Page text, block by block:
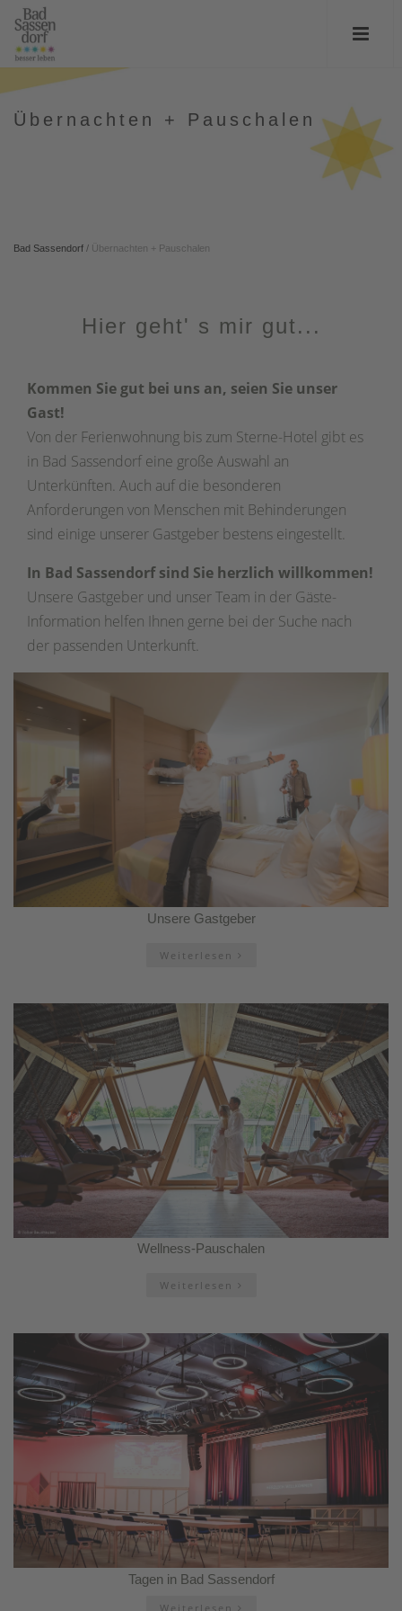
Übernachten + Pauschalen
Bad Sassendorf / Übernachten + Pauschalen
Hier geht' s mir gut...
Kommen Sie gut bei uns an, seien Sie unser
Gast!
Von der Ferienwohnung bis zum Sterne-Hotel gibt es
in Bad Sassendorf eine große Auswahl an
Unterkünften. Auch auf die besonderen
Anforderungen von Menschen mit Behinderungen
sind einige unserer Gastgeber bestens eingestellt.
In Bad Sassendorf sind Sie herzlich willkommen!
Unsere Gastgeber und unser Team in der Gäste-
Information helfen Ihnen gerne bei der Suche nach
der passenden Unterkunft.
Unsere Gastgeber
Weiterlesen
Wellness-Pauschalen
Weiterlesen
Tagen in Bad Sassendorf
Weiterlesen